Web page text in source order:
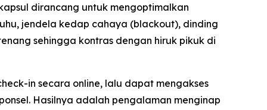
dirancang untuk mengoptimalkan
jendela kedap cahaya (blackout), dinding
sehingga kontras dengan hiruk pikuk di
in secara online, lalu dapat mengakses
Hasilnya adalah pengalaman menginap